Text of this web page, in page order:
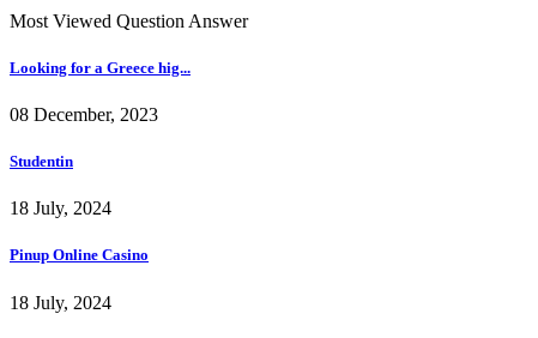
Most Viewed Question Answer
Looking for a Greece hig...
08 December, 2023
Studentin
18 July, 2024
Pinup Online Casino
18 July, 2024